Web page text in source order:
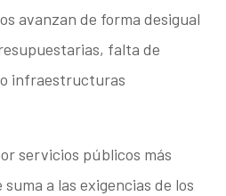
avanzan de forma desigual
falta de
infraestructuras
servicios públicos más
a las exigencias de los